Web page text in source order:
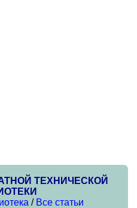
ТЕХНИЧЕСКОЙ
/ Все статьи